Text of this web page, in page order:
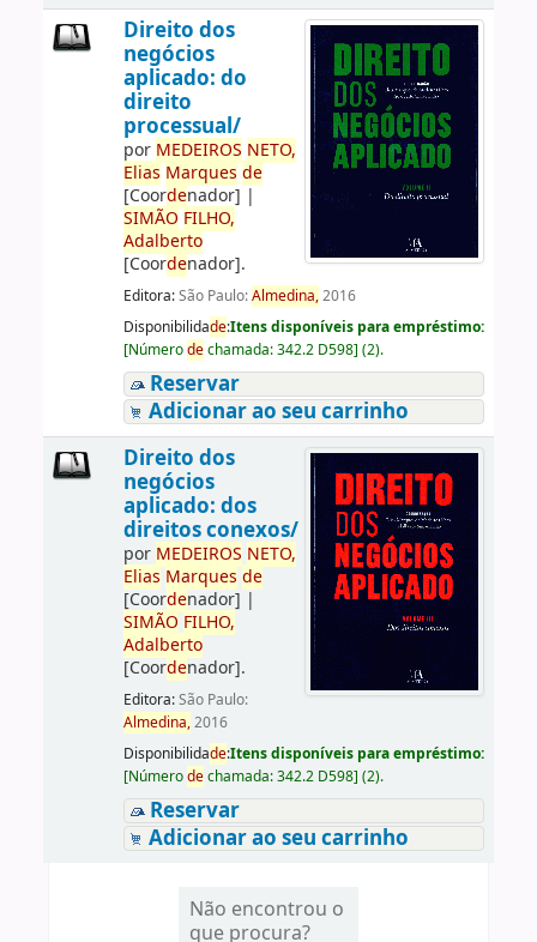
Direito dos
negócios
aplicado: do
direito
processual/
por MEDEIROS NETO,
Elias Marques de
[Coordenador] |
SIMÃO FILHO,
Adalberto
[Coordenador].
Editora:São Paulo:Almedina,2016
Disponibilidade:Itens disponíveis para empréstimo:
[Númerodechamada:342.2 D598] (2).
Reservar
Adicionar ao seu carrinho
Direito dos
negócios
aplicado: dos
direitos conexos/
por MEDEIROS NETO,
Elias Marques de
[Coordenador] |
SIMÃO FILHO,
Adalberto
[Coordenador].
Editora:São Paulo:
Almedina,2016
Disponibilidade:Itens disponíveis para empréstimo:
[Númerodechamada:342.2 D598] (2).
Reservar
Adicionar ao seu carrinho
Não encontrou o
que procura?